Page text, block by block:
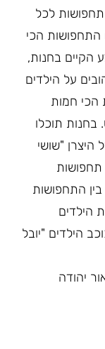
לכל
הכי
הקיים בחנות,
על הילדים
הכי חמות
בחנות תוכלו
היצרן "שושי
בין התחפושות
הילדים
הילדים "יובל